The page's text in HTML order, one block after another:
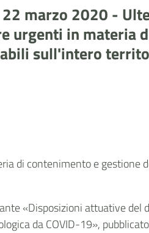
marzo 2020 -
urgenti in materia
sull'intero
di contenimento e gestione
«Disposizioni attuative
da COVID-19»,